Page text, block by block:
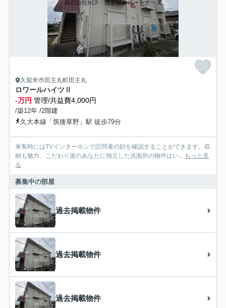
久留米市田主丸町田主丸
ロワールハイツⅡ
-万円 管理/共益費4,000円
/築12年 /2階建
久大本線「筑後草野」駅 徒歩79分
来客時にはTVインターホンで訪問者の顔を確認することができます。収
納も魅力、こだわり派のあなたに独立した洗面所の物件はい... もっと見
る
募集中の部屋
過去掲載物件
過去掲載物件
過去掲載物件